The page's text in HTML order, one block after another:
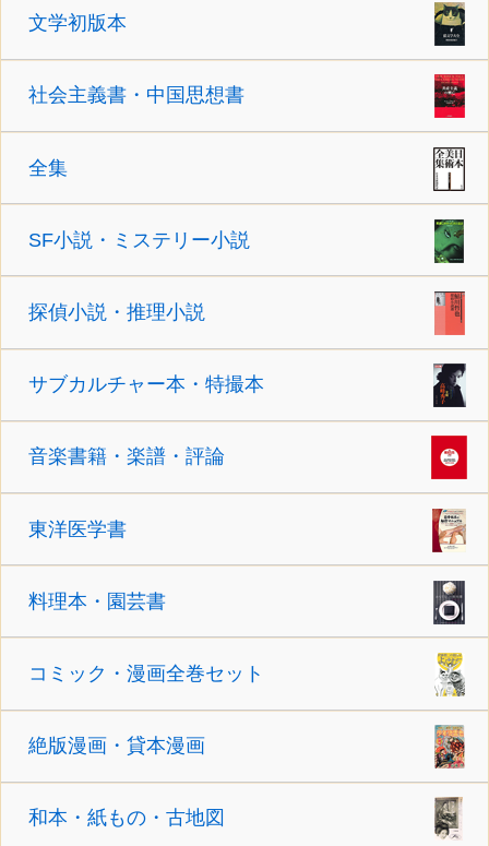
文学初版本
社会主義書・中国思想書
全集
SF小説・ミステリー小説
探偵小説・推理小説
サブカルチャー本・特撮本
音楽書籍・楽譜・評論
東洋医学書
料理本・園芸書
コミック・漫画全巻セット
絶版漫画・貸本漫画
和本・紙もの・古地図